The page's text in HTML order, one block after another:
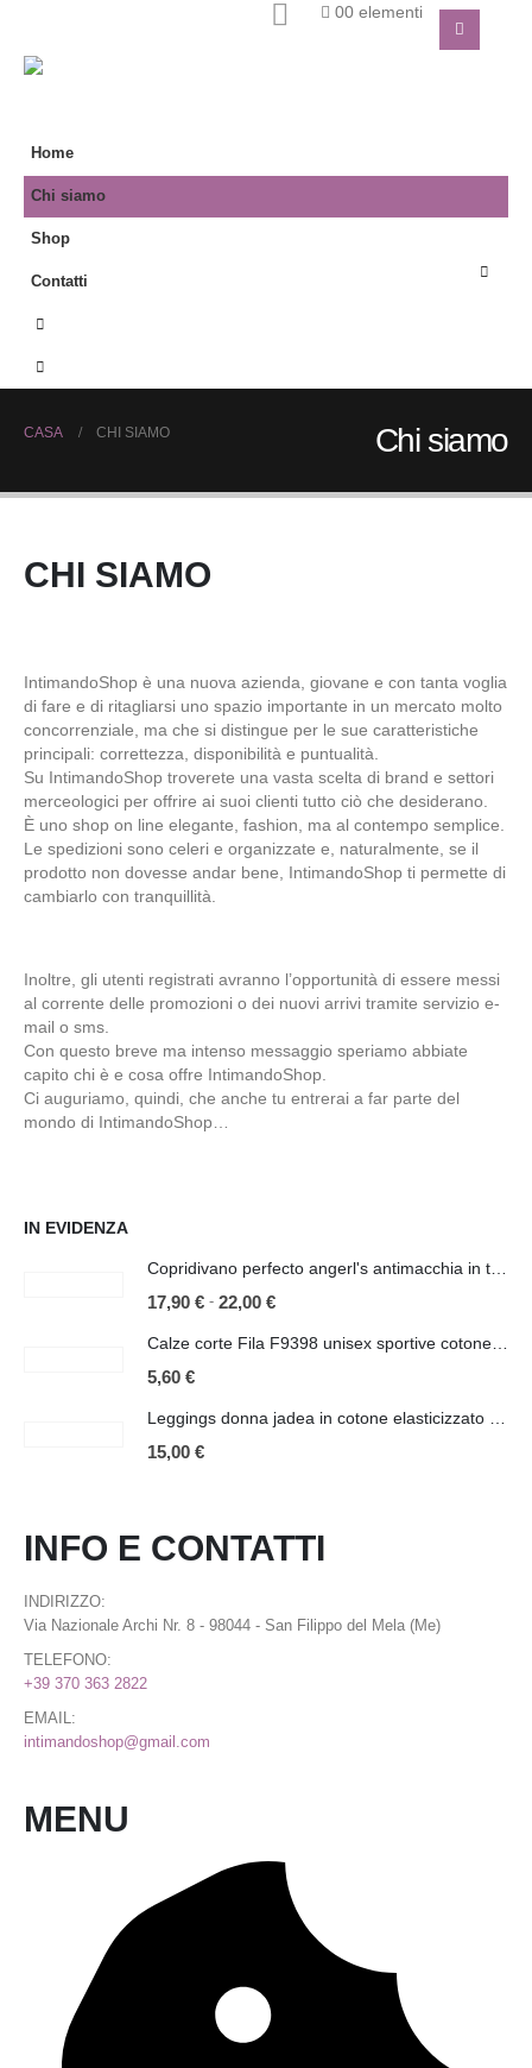
00 elementi
Home
Chi siamo
Shop
Contatti
Chi siamo
CASA CHI SIAMO
CHI SIAMO
IntimandoShop è una nuova azienda, giovane e con tanta voglia
di fare e di ritagliarsi uno spazio importante in un mercato molto
concorrenziale, ma che si distingue per le sue caratteristiche
principali: correttezza, disponibilità e puntualità.
Su IntimandoShop troverete una vasta scelta di brand e settori
merceologici per offrire ai suoi clienti tutto ciò che desiderano.
È uno shop on line elegante, fashion, ma al contempo semplice.
Le spedizioni sono celeri e organizzate e, naturalmente, se il
prodotto non dovesse andar bene, IntimandoShop ti permette di
cambiarlo con tranquillità.
Inoltre, gli utenti registrati avranno l’opportunità di essere messi
al corrente delle promozioni o dei nuovi arrivi tramite servizio e-
mail o sms.
Con questo breve ma intenso messaggio speriamo abbiate
capito chi è e cosa offre IntimandoShop.
Ci auguriamo, quindi, che anche tu entrerai a far parte del
mondo di IntimandoShop…
IN EVIDENZA
17,90 € - 22,00 €
5,60 €
15,00 €
INFO E CONTATTI
INDIRIZZO:
Via Nazionale Archi Nr. 8 - 98044 - San Filippo del Mela (Me)
TELEFONO:
+39 370 363 2822
EMAIL:
intimandoshop@gmail.com
MENU